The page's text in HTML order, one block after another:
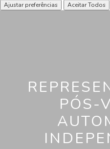
Ajustar preferências Aceitar Todos
PÓS-